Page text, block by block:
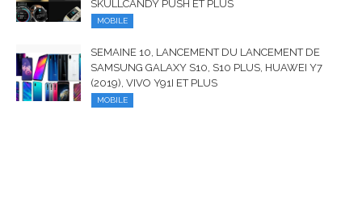
SKULLCANDY PUSH ET PLUS
MOBILE
SEMAINE 10, LANCEMENT DU LANCEMENT DE
SAMSUNG GALAXY S10, S10 PLUS, HUAWEI Y7
(2019), VIVO Y91I ET PLUS
MOBILE